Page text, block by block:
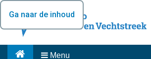
Ga naar de inhoud
Menu